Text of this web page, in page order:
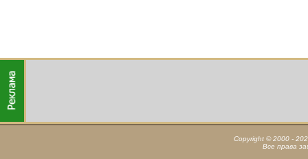
Copyright © 2000 -
Все права